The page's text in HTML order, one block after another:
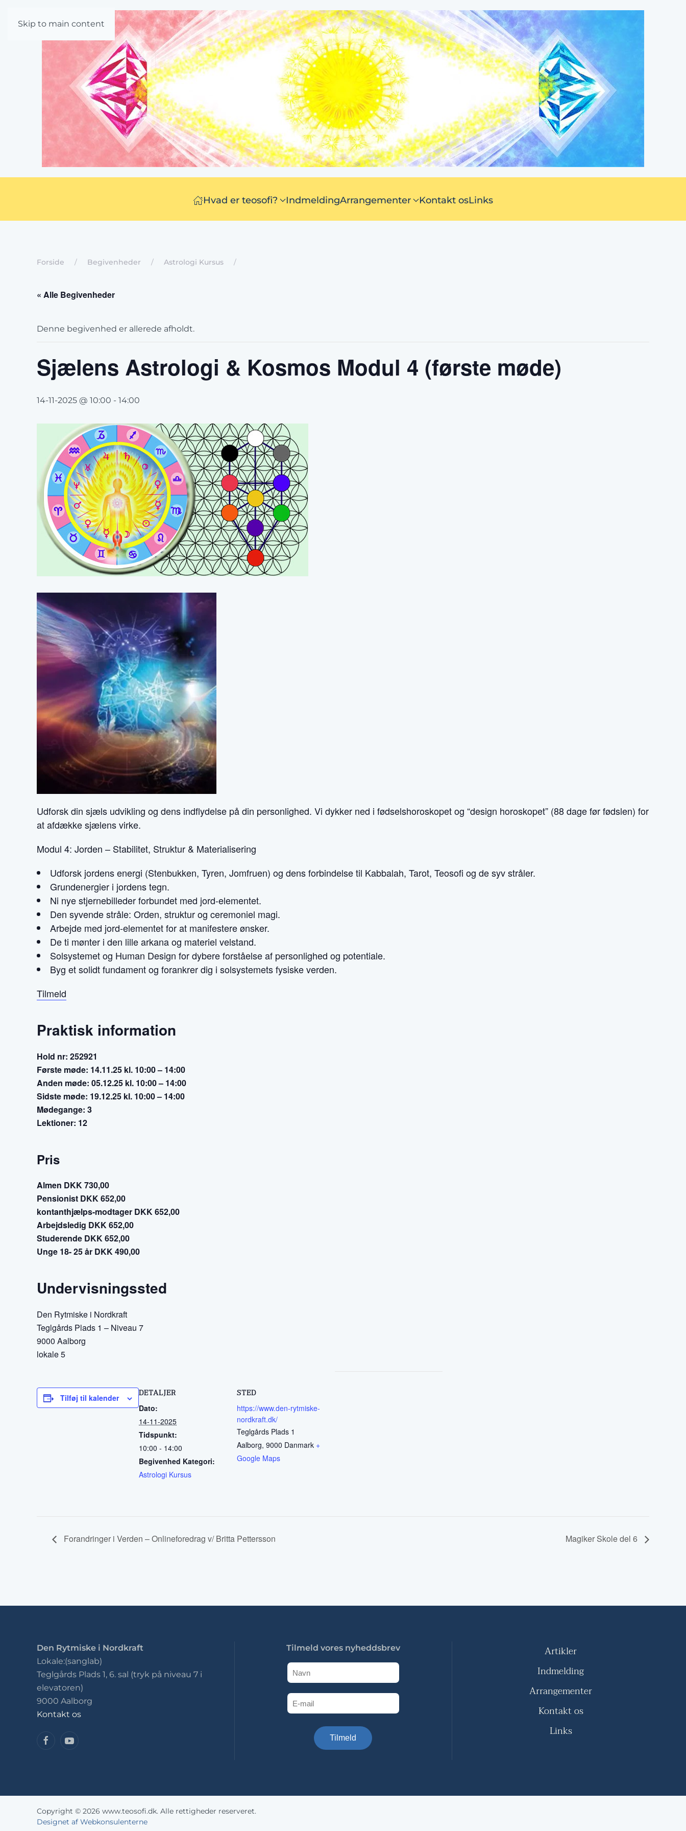
Skip to main content
Hvad er teosofi? IndmeldingArrangementer Kontakt osLinks
Forside Begivenheder Astrologi Kursus
« Alle Begivenheder
Denne begivenhed er allerede afholdt.
Sjælens Astrologi & Kosmos Modul 4 (første møde)
14-11-2025 @ 10:00 - 14:00
Udforsk din sjæls udvikling og dens indflydelse på din personlighed. Vi dykker ned i fødselshoroskopet og “design horoskopet” (88 dage før fødslen) for
at afdække sjælens virke.
Modul 4: Jorden – Stabilitet, Struktur & Materialisering
Udforsk jordens energi (Stenbukken, Tyren, Jomfruen) og dens forbindelse til Kabbalah, Tarot, Teosofi og de syv stråler.
Grundenergier i jordens tegn.
Ni nye stjernebilleder forbundet med jord-elementet.
Den syvende stråle: Orden, struktur og ceremoniel magi.
Arbejde med jord-elementet for at manifestere ønsker.
De ti mønter i den lille arkana og materiel velstand.
Solsystemet og Human Design for dybere forståelse af personlighed og potentiale.
Byg et solidt fundament og forankrer dig i solsystemets fysiske verden.
Tilmeld
Praktisk information
Hold nr: 252921
Første møde: 14.11.25 kl. 10:00 – 14:00
Anden møde: 05.12.25 kl. 10:00 – 14:00
Sidste møde: 19.12.25 kl. 10:00 – 14:00
Mødegange: 3
Lektioner: 12
Pris
Almen DKK 730,00
Pensionist DKK 652,00
kontanthjælps-modtager DKK 652,00
Arbejdsledig DKK 652,00
Studerende DKK 652,00
Unge 18- 25 år DKK 490,00
Undervisningssted
Den Rytmiske i Nordkraft
Teglgårds Plads 1 – Niveau 7
9000 Aalborg
lokale 5
Tilføj til kalender DETALJER
Dato:
14-11-2025
Tidspunkt:
10:00 - 14:00
Begivenhed Kategori:
Astrologi Kursus
STED
https://www.den-rytmiske-
nordkraft.dk/
Teglgårds Plads 1
Aalborg, 9000 Danmark +
Google Maps
Forandringer i Verden – Onlineforedrag v/ Britta Pettersson Magiker Skole del 6
Den Rytmiske i Nordkraft
Lokale:(sanglab)
Teglgårds Plads 1, 6. sal (tryk på niveau 7 i
elevatoren)
9000 Aalborg
Kontakt os
Tilmeld vores nyheddsbrev
Tilmeld
Artikler
Indmelding
Arrangementer
Kontakt os
Links
Copyright © 2026 www.teosofi.dk. Alle rettigheder reserveret.
Designet af Webkonsulenterne